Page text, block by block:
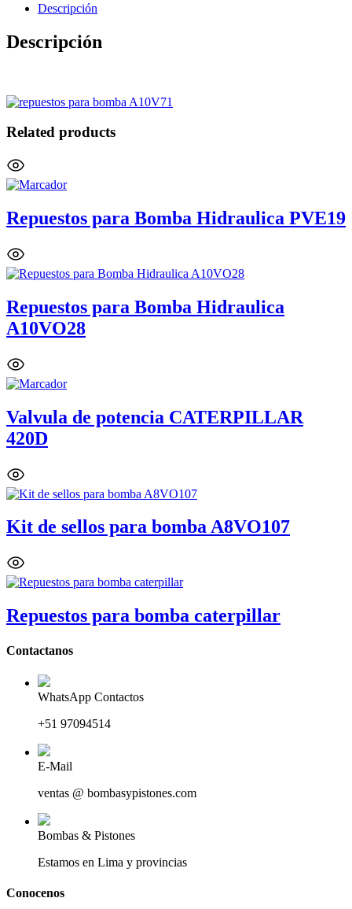
Descripción
Descripción
Related products
Repuestos para Bomba Hidraulica PVE19
Repuestos para Bomba Hidraulica
A10VO28
Valvula de potencia CATERPILLAR
420D
Kit de sellos para bomba A8VO107
Repuestos para bomba caterpillar
Contactanos
WhatsApp Contactos
+51 97094514
E-Mail
ventas @ bombasypistones.com
Bombas & Pistones
Estamos en Lima y provincias
Conocenos